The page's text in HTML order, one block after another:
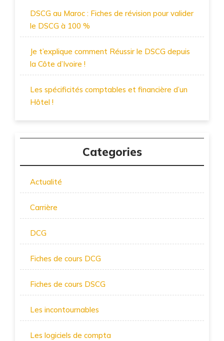
DSCG au Maroc : Fiches de révision pour valider
le DSCG à 100 %
Je t’explique comment Réussir le DSCG depuis
la Côte d’Ivoire !
Les spécificités comptables et financière d’un
Hôtel !
Categories
Actualité
Carrière
DCG
Fiches de cours DCG
Fiches de cours DSCG
Les incontournables
Les logiciels de compta